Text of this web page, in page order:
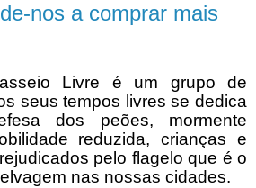
nos a comprar mais
Livre é um grupo de
seus tempos livres se dedica
dos peões, mormente
reduzida, crianças e
pelo flagelo que é o
nas nossas cidades.